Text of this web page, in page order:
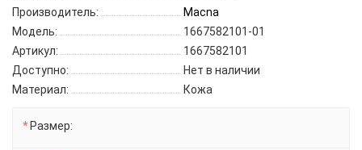
Производитель:
Macna
Модель:
1667582101-01
Артикул:
1667582101
Доступно:
Нет в наличии
Материал:
Кожа
Размер: